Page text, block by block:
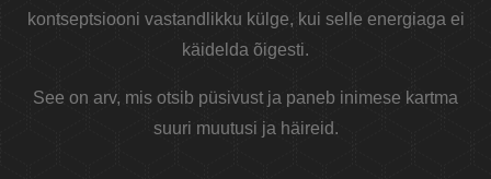
kontseptsiooni vastandlikku külge, kui selle energiaga ei
käidelda õigesti.
See on arv, mis otsib püsivust ja paneb inimese kartma
suuri muutusi ja häireid.